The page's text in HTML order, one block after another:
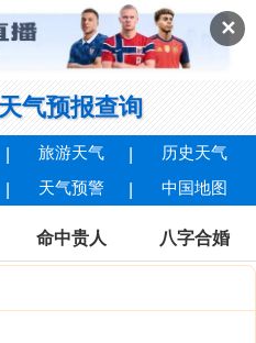
✕
气预报查询
旅游天气
历史天气
天气预警 中国地图
命中贵人 八字合婚